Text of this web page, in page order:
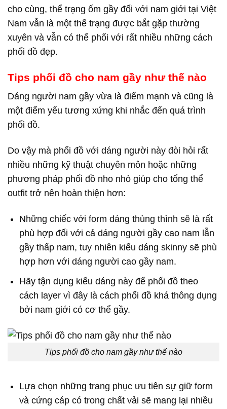
cho cùng, thể trạng ốm gầy đối với nam giới tại Việt
Nam vẫn là một thể trạng được bắt gặp thường
xuyên và vẫn có thể phối với rất nhiều những cách
phối đồ đẹp.
Tips phối đồ cho nam gầy như thế nào
Dáng người nam gầy vừa là điểm mạnh và cũng là
một điểm yếu tương xứng khi nhắc đến quá trình
phối đồ.
Do vậy mà phối đồ với dáng người này đòi hỏi rất
nhiều những kỹ thuật chuyên môn hoặc những
phương pháp phối đồ nho nhỏ giúp cho tổng thể
outfit trở nên hoàn thiện hơn:
Những chiếc với form dáng thùng thình sẽ là rất
phù hợp đối với cả dáng người gầy cao nam lẫn
gầy thấp nam, tuy nhiên kiểu dáng skinny sẽ phù
hợp hơn với dáng người cao gầy nam.
Hãy tận dụng kiểu dáng này để phối đồ theo
cách layer vì đây là cách phối đồ khá thông dụng
bởi nam giới có cơ thể gầy.
Tips phối đồ cho nam gầy như thế nào
Lựa chọn những trang phục ưu tiên sự giữ form
và cứng cáp có trong chất vải sẽ mang lại nhiều